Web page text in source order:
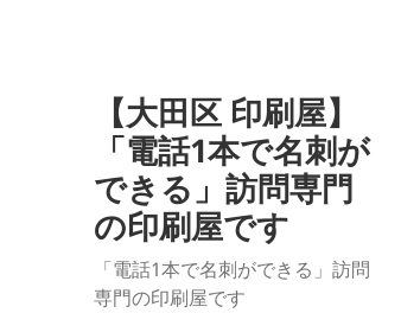
【大田区 印刷屋】
「電話1本で名刺が
できる」訪問専門
の印刷屋です
「電話1本で名刺ができる」訪問
専門の印刷屋です